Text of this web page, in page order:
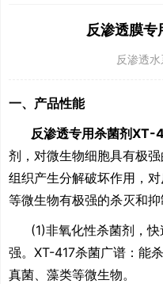
反渗透膜
反渗透
一、产品性能
反渗透专用杀菌剂XT-
剂，对微生物细胞具有极
组织产生分解破坏作用，
等微生物有极强的杀灭和抑
(1)非氧化性杀菌剂，
强。 XT-417杀菌广谱：能
真菌、藻类等微生物。